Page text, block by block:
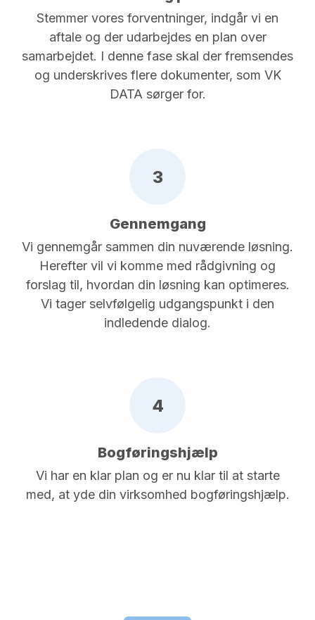
Stemmer vores forventninger, indgår vi en
aftale og der udarbejdes en plan over
samarbejdet. I denne fase skal der fremsendes
og underskrives flere dokumenter, som VK
DATA sørger for.
3
Gennemgang
Vi gennemgår sammen din nuværende løsning.
Herefter vil vi komme med rådgivning og
forslag til, hvordan din løsning kan optimeres.
Vi tager selvfølgelig udgangspunkt i den
indledende dialog.
4
Bogføringshjælp
Vi har en klar plan og er nu klar til at starte
med, at yde din virksomhed bogføringshjælp.